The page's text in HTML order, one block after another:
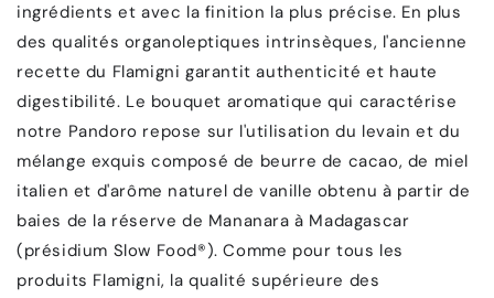
ingrédients et avec la finition la plus précise. En plus
des qualités organoleptiques intrinsèques, l'ancienne
recette du Flamigni garantit authenticité et haute
digestibilité. Le bouquet aromatique qui caractérise
notre Pandoro repose sur l'utilisation du levain et du
mélange exquis composé de beurre de cacao, de miel
italien et d'arôme naturel de vanille obtenu à partir de
baies de la réserve de Mananara à Madagascar
(présidium Slow Food®). Comme pour tous les
produits Flamigni, la qualité supérieure des